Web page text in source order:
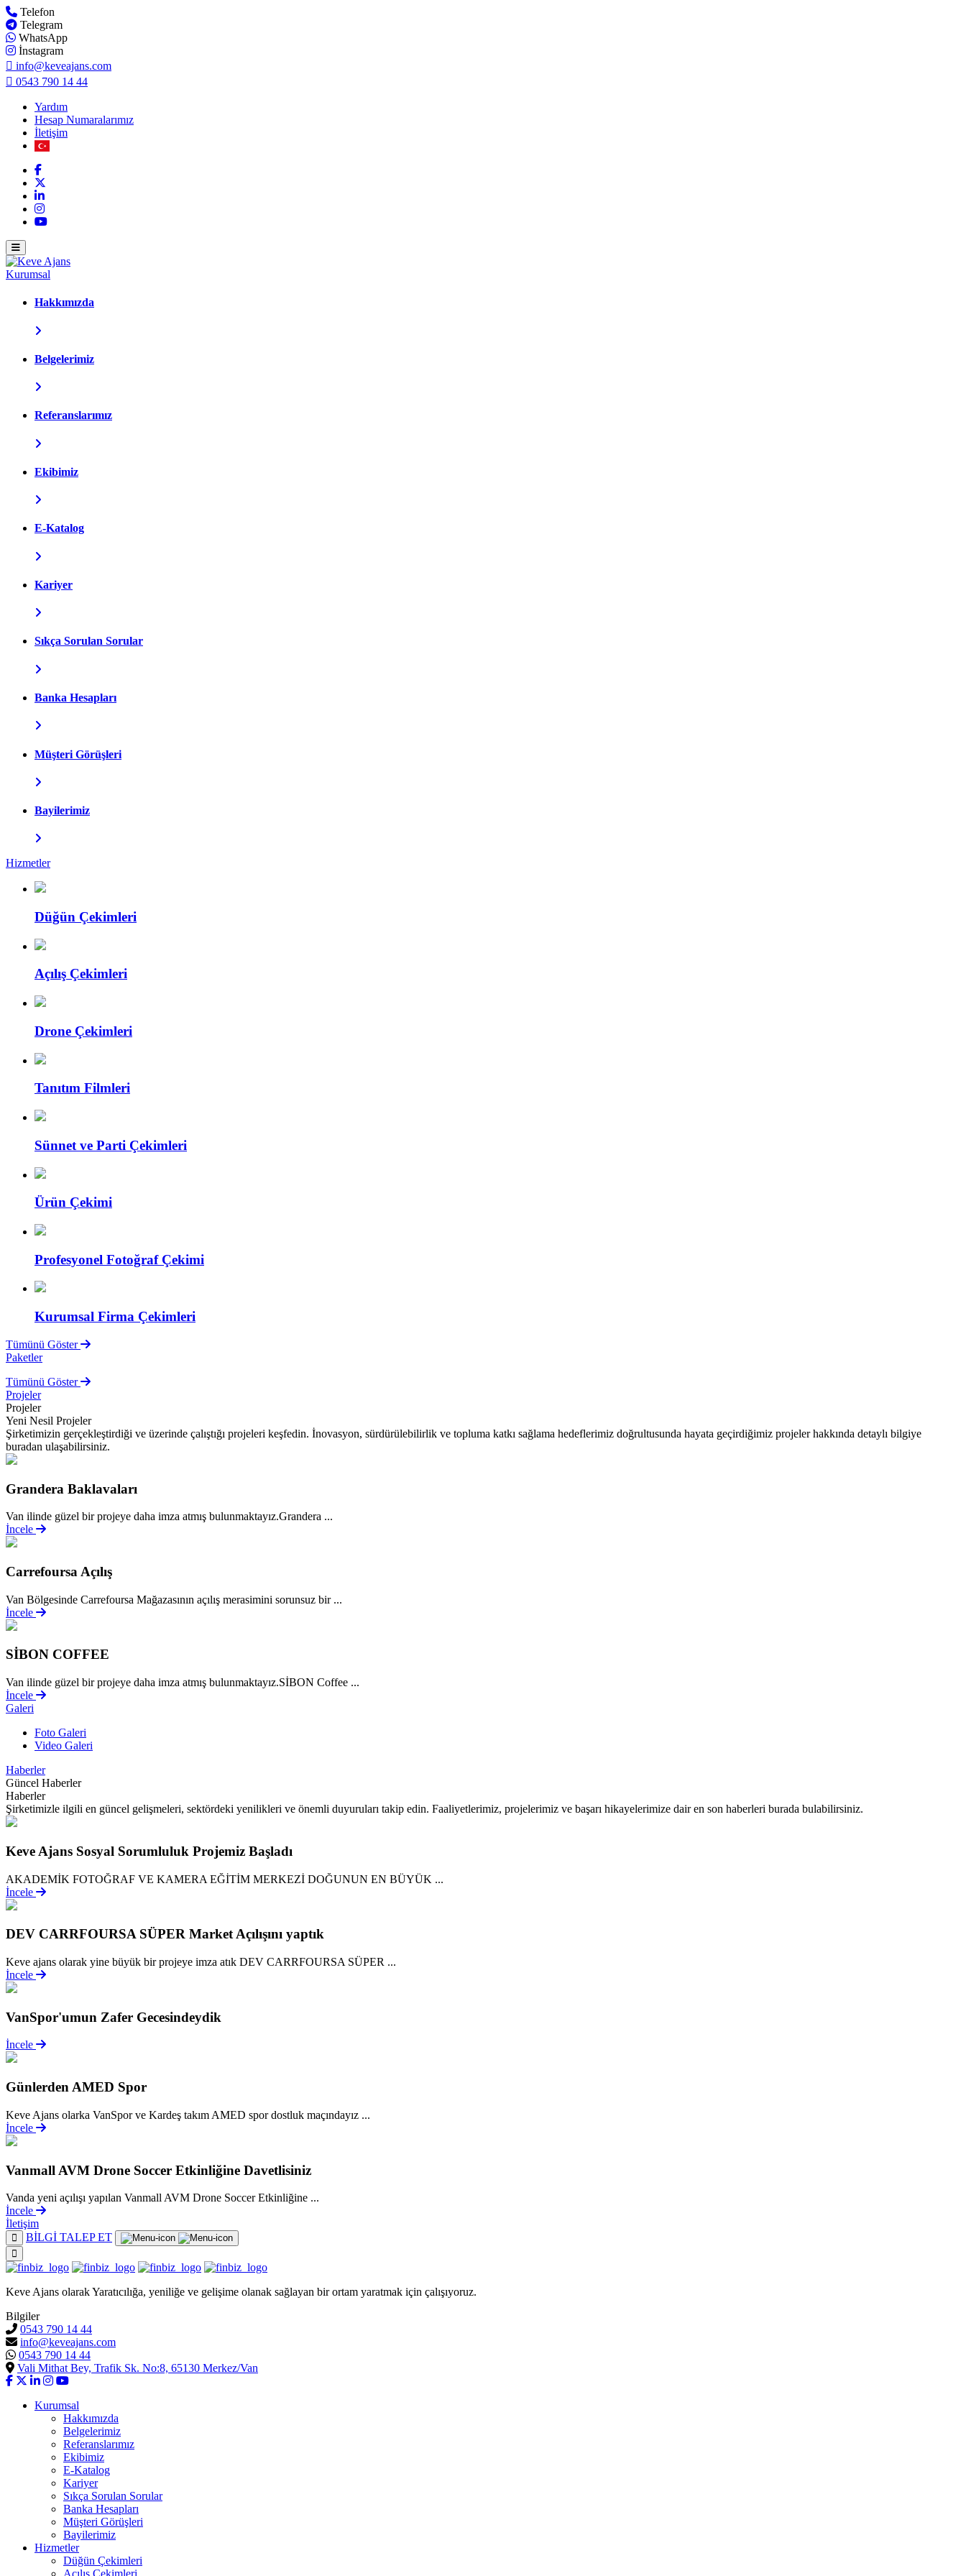
Telefon
Telegram
WhatsApp
İnstagram
info@keveajans.com
0543 790 14 44
Yardım
Hesap Numaralarımız
İletişim
Kurumsal
Hakkımızda
Belgelerimiz
Referanslarımız
Ekibimiz
E-Katalog
Kariyer
Sıkça Sorulan Sorular
Banka Hesapları
Müşteri Görüşleri
Bayilerimiz
Hizmetler
Düğün Çekimleri
Açılış Çekimleri
Drone Çekimleri
Tanıtım Filmleri
Sünnet ve Parti Çekimleri
Ürün Çekimi
Profesyonel Fotoğraf Çekimi
Kurumsal Firma Çekimleri
Tümünü Göster
Paketler
Tümünü Göster
Projeler
Projeler
Yeni Nesil Projeler
Şirketimizin gerçekleştirdiği ve üzerinde çalıştığı projeleri keşfedin. İnovasyon, sürdürülebilirlik ve topluma katkı sağlama hedeflerimiz doğrultusunda hayata geçirdiğimiz projeler hakkında detaylı bilgiye
buradan ulaşabilirsiniz.
Grandera Baklavaları
Van ilinde güzel bir projeye daha imza atmış bulunmaktayız.Grandera ...
İncele
Carrefoursa Açılış
Van Bölgesinde Carrefoursa Mağazasının açılış merasimini sorunsuz bir ...
İncele
SİBON COFFEE
Van ilinde güzel bir projeye daha imza atmış bulunmaktayız.SİBON Coffee ...
İncele
Galeri
Foto Galeri
Video Galeri
Haberler
Güncel Haberler
Haberler
Şirketimizle ilgili en güncel gelişmeleri, sektördeki yenilikleri ve önemli duyuruları takip edin. Faaliyetlerimiz, projelerimiz ve başarı hikayelerimize dair en son haberleri burada bulabilirsiniz.
Keve Ajans Sosyal Sorumluluk Projemiz Başladı
AKADEMİK FOTOĞRAF VE KAMERA EĞİTİM MERKEZİ DOĞUNUN EN BÜYÜK ...
İncele
DEV CARRFOURSA SÜPER Market Açılışını yaptık
Keve ajans olarak yine büyük bir projeye imza atık DEV CARRFOURSA SÜPER ...
İncele
VanSpor'umun Zafer Gecesindeydik
İncele
Günlerden AMED Spor
Keve Ajans olarka VanSpor ve Kardeş takım AMED spor dostluk maçındayız ...
İncele
Vanmall AVM Drone Soccer Etkinliğine Davetlisiniz
Vanda yeni açılışı yapılan Vanmall AVM Drone Soccer Etkinliğine ...
İncele
İletişim
BİLGİ TALEP ET
Keve Ajans olarak Yaratıcılığa, yeniliğe ve gelişime olanak sağlayan bir ortam yaratmak için çalışıyoruz.
Bilgiler
0543 790 14 44
info@keveajans.com
0543 790 14 44
Vali Mithat Bey, Trafik Sk. No:8, 65130 Merkez/Van
Kurumsal
Hakkımızda
Belgelerimiz
Referanslarımız
Ekibimiz
E-Katalog
Kariyer
Sıkça Sorulan Sorular
Banka Hesapları
Müşteri Görüşleri
Bayilerimiz
Hizmetler
Düğün Çekimleri